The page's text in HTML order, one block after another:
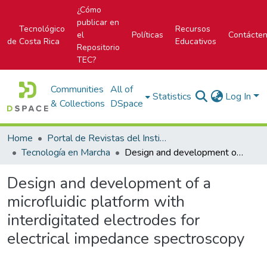
Tecnológico
de Costa Rica
¿Cómo
publicar en
el
Repositorio
TEC?
Políticas
Recursos
Educativos
Communities
& Collections
All of
DSpace
Statistics Log In
Home
Portal de Revistas del Instituto Tecnológico de Costa Rica
Tecnología en Marcha
Design and development of a microfluidic platform with interdigitated electrodes for electrical impedance spectroscopy
Design and development of a
microfluidic platform with
interdigitated electrodes for
electrical impedance spectroscopy